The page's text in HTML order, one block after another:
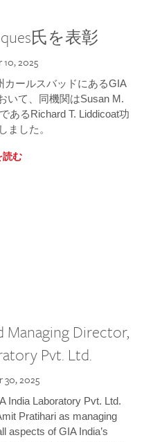
氏を表彰
2025
カールスバッドにあるGIA
いて、同機関はSusan M.
あるRichard T. Liddicoat功
ました。
読む
Managing Director,
Pvt. Ltd.
30, 2025
India Laboratory Pvt. Ltd.
Pratihari as managing
aspects of GIA India’s